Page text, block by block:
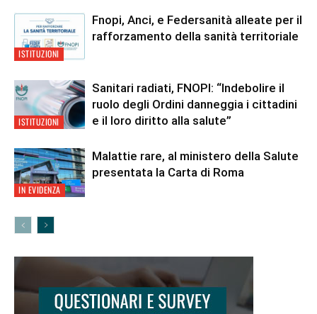
ISTITUZIONI
Fnopi, Anci, e Federsanità alleate per il
rafforzamento della sanità territoriale
ISTITUZIONI
Sanitari radiati, FNOPI: “Indebolire il
ruolo degli Ordini danneggia i cittadini
e il loro diritto alla salute”
IN EVIDENZA
Malattie rare, al ministero della Salute
presentata la Carta di Roma